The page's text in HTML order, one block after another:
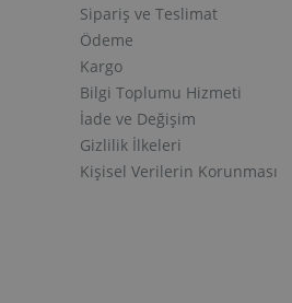
Sipariş ve Teslimat
Ödeme
Kargo
Bilgi Toplumu Hizmeti
İade ve Değişim
Gizlilik İlkeleri
Kişisel Verilerin Korunması